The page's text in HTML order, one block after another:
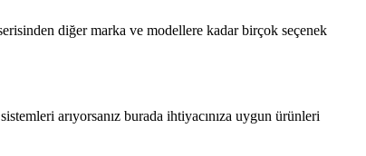
diğer marka ve modellere kadar birçok seçenek
arıyorsanız burada ihtiyacınıza uygun ürünleri